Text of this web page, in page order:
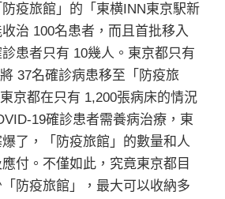
疫旅館」的「東横INN東京駅新
治 100名患者，而且首批移入
診患者只有 10幾人。東京都只有
37名確診病患移至「防疫旅
京都在只有 1,200張病床的情況
19確診患者需養病治療，東
了，「防疫旅館」的數量和人
付。不僅如此，究竟東京都目
防疫旅館」，最大可以收納多